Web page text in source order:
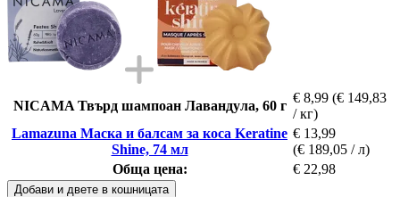
NICAMA Твърд шампоан Лавандула, 60 г
€ 8,99 (€ 149,83
/ кг)
Lamazuna Маска и балсам за коса Keratine
Shine, 74 мл
€ 13,99
(€ 189,05 / л)
Обща цена:
€ 22,98
Добави и двете в кошницата